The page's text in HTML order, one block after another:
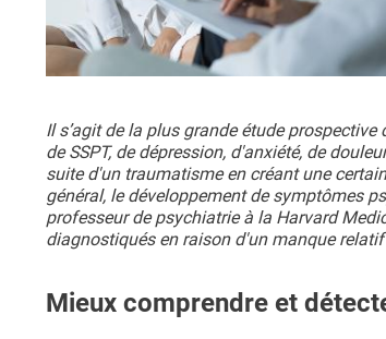
Il s’agit de la plus grande étude
de SSPT, de dépression, d'anxiété, de
suite d'un traumatisme en créant une
général, le développement de symptômes
professeur de psychiatrie à la Harvard
diagnostiqués en raison d'un manque
Mieux comprendre et